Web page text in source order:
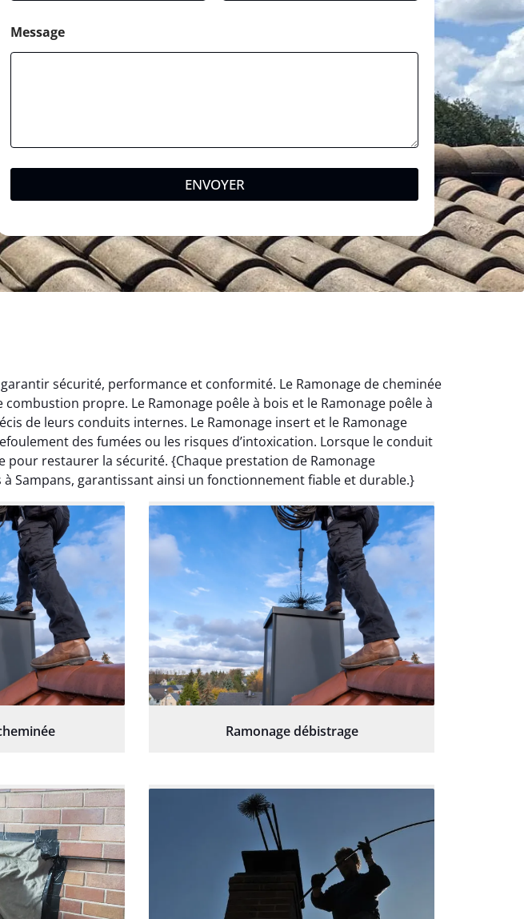
Message
ENVOYER
sécurité, performance et conformité. Le Ramonage de cheminée
propre. Le Ramonage poêle à bois et le Ramonage poêle à
de leurs conduits internes. Le Ramonage insert et le Ramonage
des fumées ou les risques d’intoxication. Lorsque le conduit
restaurer la sécurité. {Chaque prestation de Ramonage
Sampans, garantissant ainsi un fonctionnement fiable et durable.}
Ramonage débistrage